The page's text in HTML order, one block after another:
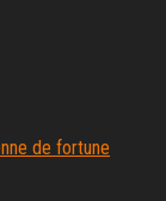
de fortune